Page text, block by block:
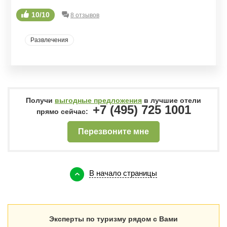
10/10 8 отзывов
Развлечения
Получи выгодные предложения в лучшие отели
прямо сейчас:
+7 (495) 725 1001
Перезвоните мне
В начало страницы
Эксперты по туризму рядом с Вами